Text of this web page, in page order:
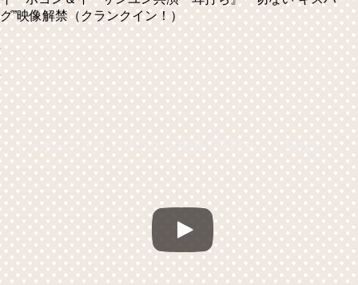
グ”映像解禁（クランクイン！）
イ・ボヨン＆イ・サンユン共演『耳打ち』 切ない“キスハグ”映像解禁（クランクイン！）